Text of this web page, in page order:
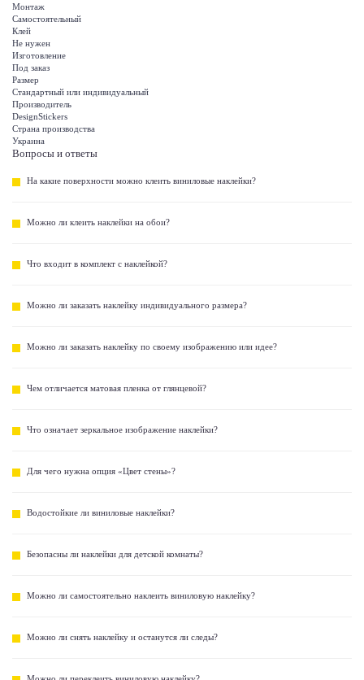
Монтаж
Самостоятельный
Клей
Не нужен
Изготовление
Под заказ
Размер
Стандартный или индивидуальный
Производитель
DesignStickers
Страна производства
Украина
Вопросы и ответы
На какие поверхности можно клеить виниловые наклейки?
Можно ли клеить наклейки на обои?
Что входит в комплект с наклейкой?
Можно ли заказать наклейку индивидуального размера?
Можно ли заказать наклейку по своему изображению или идее?
Чем отличается матовая пленка от глянцевой?
Что означает зеркальное изображение наклейки?
Для чего нужна опция «Цвет стены»?
Водостойкие ли виниловые наклейки?
Безопасны ли наклейки для детской комнаты?
Можно ли самостоятельно наклеить виниловую наклейку?
Можно ли снять наклейку и останутся ли следы?